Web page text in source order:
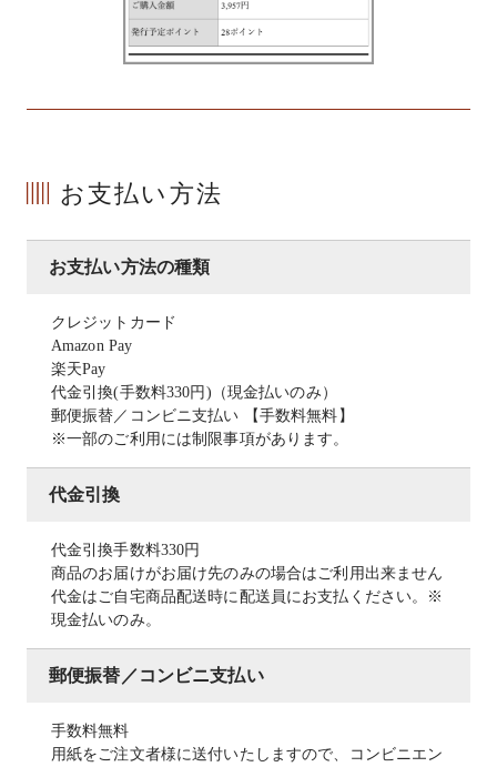
お支払い方法
お支払い方法の種類
クレジットカード
Amazon Pay
楽天Pay
代金引換(手数料330円)（現金払いのみ）
郵便振替／コンビニ支払い 【手数料無料】
※一部のご利用には制限事項があります。
代金引換
代金引換手数料330円
商品のお届けがお届け先のみの場合はご利用出来ません
代金はご自宅商品配送時に配送員にお支払ください。※
現金払いのみ。
郵便振替／コンビニ支払い
手数料無料
用紙をご注文者様に送付いたしますので、コンビニエン